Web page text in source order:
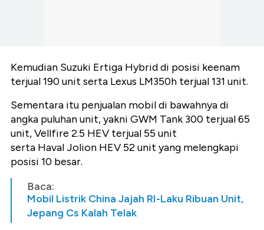
Kemudian Suzuki Ertiga Hybrid di posisi keenam
terjual 190 unit serta Lexus LM350h terjual 131 unit.
Sementara itu penjualan mobil di bawahnya di
angka puluhan unit, yakni GWM Tank 300 terjual 65
unit, Vellfire 2.5 HEV terjual 55 unit
serta Haval Jolion HEV 52 unit yang melengkapi
posisi 10 besar.
Baca:
Mobil Listrik China Jajah RI-Laku Ribuan Unit,
Jepang Cs Kalah Telak